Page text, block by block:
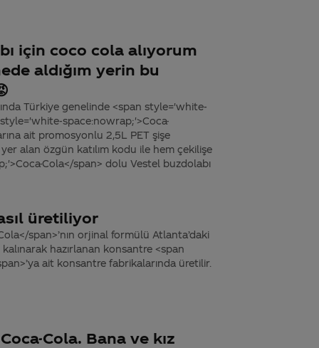
için coco cola alıyorum
aldığım yerin bu
Türkiye genelinde <span style='white-
space:nowrap;'>Coca-
ait promosyonlu 2,5L PET şişe
alan özgün katılım kodu ile hem çekilişe
Cola</span> dolu Vestel buzdolabı
üretiliyor
span>’nın orjinal formülü Atlanta’daki
hazırlanan konsantre <span
ait konsantre fabrikalarında üretilir.
Cola. Bana ve kız